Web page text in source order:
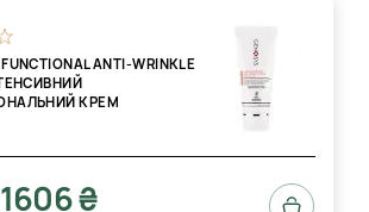
ANTI-WRINKLE
КРЕМ
1606 ₴